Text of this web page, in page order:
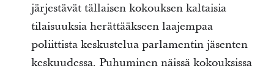
järjestävät tällaisen kokouksen kaltaisia
tilaisuuksia herättääkseen laajempaa
poliittista keskustelua parlamentin jäsenten
keskuudessa. Puhuminen näissä kokouksissa